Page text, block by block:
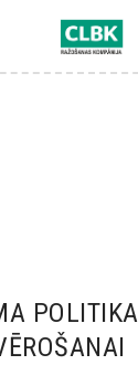
POLITIKA